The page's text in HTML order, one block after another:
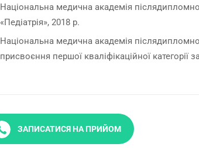
Національна медична академія
«Педіатрія», 2018 р.
Національна медична академія
присвоєння першої кваліфікаційної категорії
ЗАПИСАТИСЯ НА ПРИЙОМ